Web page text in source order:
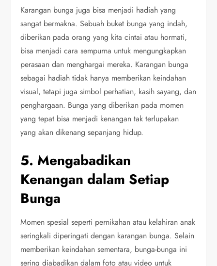
Karangan bunga juga bisa menjadi hadiah yang
sangat bermakna. Sebuah buket bunga yang indah,
diberikan pada orang yang kita cintai atau hormati,
bisa menjadi cara sempurna untuk mengungkapkan
perasaan dan menghargai mereka. Karangan bunga
sebagai hadiah tidak hanya memberikan keindahan
visual, tetapi juga simbol perhatian, kasih sayang, dan
penghargaan. Bunga yang diberikan pada momen
yang tepat bisa menjadi kenangan tak terlupakan
yang akan dikenang sepanjang hidup.
5. Mengabadikan
Kenangan dalam Setiap
Bunga
Momen spesial seperti pernikahan atau kelahiran anak
seringkali diperingati dengan karangan bunga. Selain
memberikan keindahan sementara, bunga-bunga ini
sering diabadikan dalam foto atau video untuk